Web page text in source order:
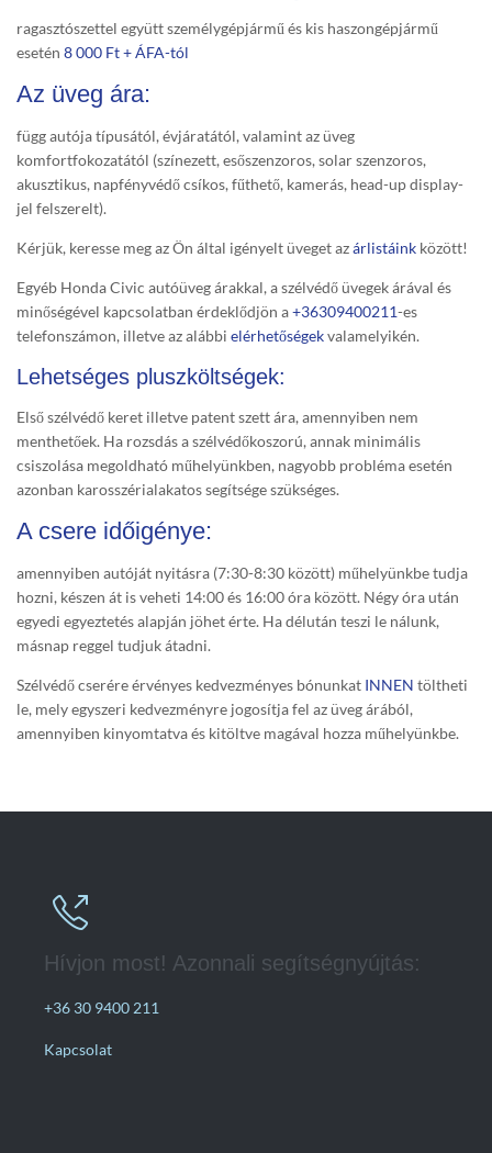
ragasztószettel együtt személygépjármű és kis haszongépjármű
esetén 8 000 Ft + ÁFA-tól
Az üveg ára:
függ autója típusától, évjáratától, valamint az üveg
komfortfokozatától (színezett, esőszenzoros, solar szenzoros,
akusztikus, napfényvédő csíkos, fűthető, kamerás, head-up display-
jel felszerelt).
Kérjük, keresse meg az Ön által igényelt üveget azárlistáink között!
Egyéb Honda Civic autóüveg árakkal, a szélvédő üvegek árával és
minőségével kapcsolatban érdeklődjön a+36309400211-es
telefonszámon, illetve az alábbi elérhetőségekvalamelyikén.
Lehetséges pluszköltségek:
Első szélvédő keret illetve patent szett ára, amennyiben nem
menthetőek. Ha rozsdás a szélvédőkoszorú, annak minimális
csiszolása megoldható műhelyünkben, nagyobb probléma esetén
azonban karosszérialakatos segítsége szükséges.
A csere időigénye:
amennyiben autóját nyitásra (7:30-8:30 között) műhelyünkbe tudja
hozni, készen át is veheti 14:00 és 16:00 óra között. Négy óra után
egyedi egyeztetés alapján jöhet érte. Ha délután teszi le nálunk,
másnap reggel tudjuk átadni.
Szélvédő cserére érvényes kedvezményes bónunkat INNEN töltheti
le, mely egyszeri kedvezményre jogosítja fel az üveg árából,
amennyiben kinyomtatva és kitöltve magával hozza műhelyünkbe.

Hívjon most! Azonnali segítségnyújtás:
+36 30 9400 211
Kapcsolat